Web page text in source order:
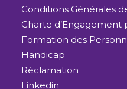
Conditions Générales
Charte d’Engagement
Formation des
Handicap
Réclamation
Linkedin